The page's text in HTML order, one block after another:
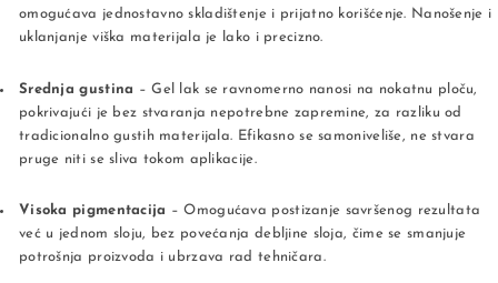
omogućava jednostavno skladištenje i prijatno korišćenje. Nanošenje i
uklanjanje viška materijala je lako i precizno.
Srednja gustina – Gel lak se ravnomerno nanosi na nokatnu ploču,
pokrivajući je bez stvaranja nepotrebne zapremine, za razliku od
tradicionalno gustih materijala. Efikasno se samoniveliše, ne stvara
pruge niti se sliva tokom aplikacije.
Visoka pigmentacija – Omogućava postizanje savršenog rezultata
već u jednom sloju, bez povećanja debljine sloja, čime se smanjuje
potrošnja proizvoda i ubrzava rad tehničara.